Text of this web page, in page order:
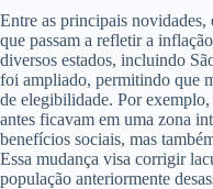
Entre as principais novidades,
que passam a refletir a
diversos estados, incluindo
foi ampliado, permitindo que
de elegibilidade. Por
antes ficavam em uma zona
benefícios sociais, mas
Essa mudança visa corrigir
população anteriormente